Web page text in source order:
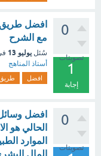
0
تصويتات
1
إجابة
افضل طريق
مع الشرح
سُئل يوليو 13
أستاذ المناهج
افضل طريق
0
تصويتات
افضل
الحالي هو
الموارد